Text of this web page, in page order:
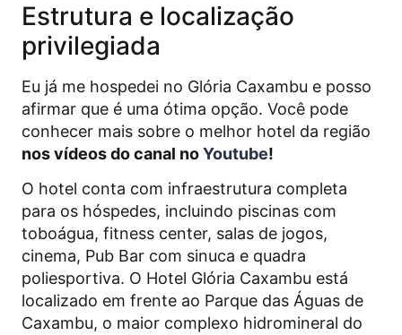
Estrutura e localização
privilegiada
Eu já me hospedei no Glória Caxambu e posso
afirmar que é uma ótima opção. Você pode
conhecer mais sobre o melhor hotel da região
nos vídeos do canal noYoutube!
O hotel conta com infraestrutura completa
para os hóspedes, incluindo piscinas com
toboágua, fitness center, salas de jogos,
cinema, Pub Bar com sinuca e quadra
poliesportiva. O Hotel Glória Caxambu está
localizado em frente ao Parque das Águas de
Caxambu, o maior complexo hidromineral do